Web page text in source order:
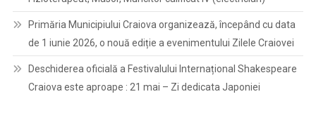
Primăria Municipiului Craiova organizează, începând cu data
de 1 iunie 2026, o nouă ediție a evenimentului Zilele Craiovei
Deschiderea oficială a Festivalului Internațional Shakespeare
Craiova este aproape : 21 mai – Zi dedicata Japoniei